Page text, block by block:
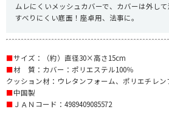
ムレにくいメッシュカバーで、カバーは外して
すべりにくい底面！座卓用、法事に。
■サイズ：（約）直径30×高さ15cm
■材 質：カバー：ポリエステル100％
クッション材：ウレタンフォーム、ポリエチレン
■中国製
■ ＪＡＮコード：4989409085572